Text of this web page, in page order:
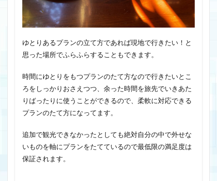
ゆとりあるプランの立て方であれば現地で行きたい！と
思った場所でふらふらすることもできます。
時間にゆとりをもつプランのたて方なので行きたいとこ
ろをしっかりおさえつつ、余った時間を旅先でいきあた
りばったりに使うことができるので、柔軟に対応できる
プランのたて方になってます。
追加で観光できなかったとしても絶対自分の中で外せな
いものを軸にプランをたてているので最低限の満足度は
保証されます。